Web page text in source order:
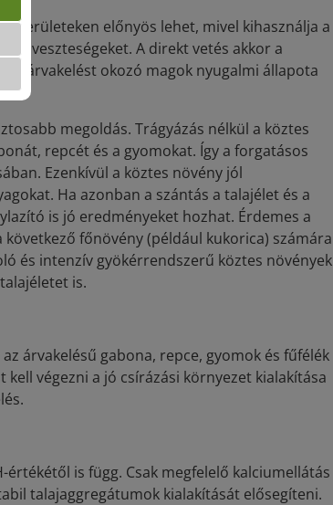
területeken előnyös lehet, mivel kihasználja a
veszteségeket. A direkt vetés akkor a
árvakelést okozó magok nyugalmi állapota
megoldás. Trágyázás nélkül a köztes
repcét és a gyomokat. Így a forgatásos
Ezenkívül a köztes növény jól
Ha azonban a szántás a talajélet és a
is jó eredményeket hozhat. Érdemes a
főnövény (például kukorica) számára
és intenzív gyökérrendszerű köztes növények
is.
árvakelésű gabona, repce, gyomok és fűfélék
végezni a jó csírázási környezet kialakítása
is függ. Csak megfelelő kalciumellátás
talajaggregátumok kialakítását elősegíteni.